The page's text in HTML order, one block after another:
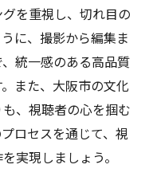
を重視し、切れ目の
に、撮影から編集ま
統一感のある高品質
また、大阪市の文化
、視聴者の心を掴む
ロセスを通じて、視
実現しましょう。